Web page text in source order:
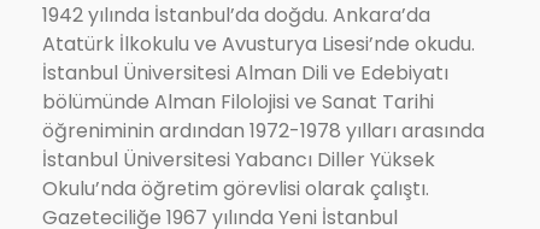
1942 yılında İstanbul’da doğdu. Ankara’da
Atatürk İlkokulu ve Avusturya Lisesi’nde okudu.
İstanbul Üniversitesi Alman Dili ve Edebiyatı
bölümünde Alman Filolojisi ve Sanat Tarihi
öğreniminin ardından 1972-1978 yılları arasında
İstanbul Üniversitesi Yabancı Diller Yüksek
Okulu’nda öğretim görevlisi olarak çalıştı.
Gazeteciliğe 1967 yılında Yeni İstanbul